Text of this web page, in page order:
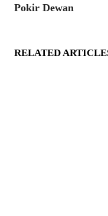
Pokir Dewan
RELATED